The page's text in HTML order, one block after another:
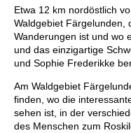
Etwa 12 km nordöstlich
Waldgebiet Färgelunden,
Wanderungen ist und wo
und das einzigartige
und Sophie Frederikke
Am Waldgebiet
finden, wo die
sehen ist, in der
des Menschen zum